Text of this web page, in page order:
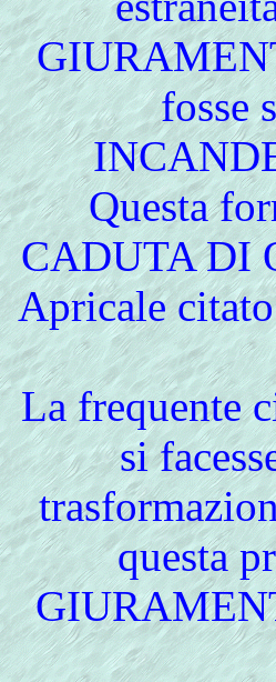
fosse
Questa
CADUTA DI
Apricale
La frequente
si
questa